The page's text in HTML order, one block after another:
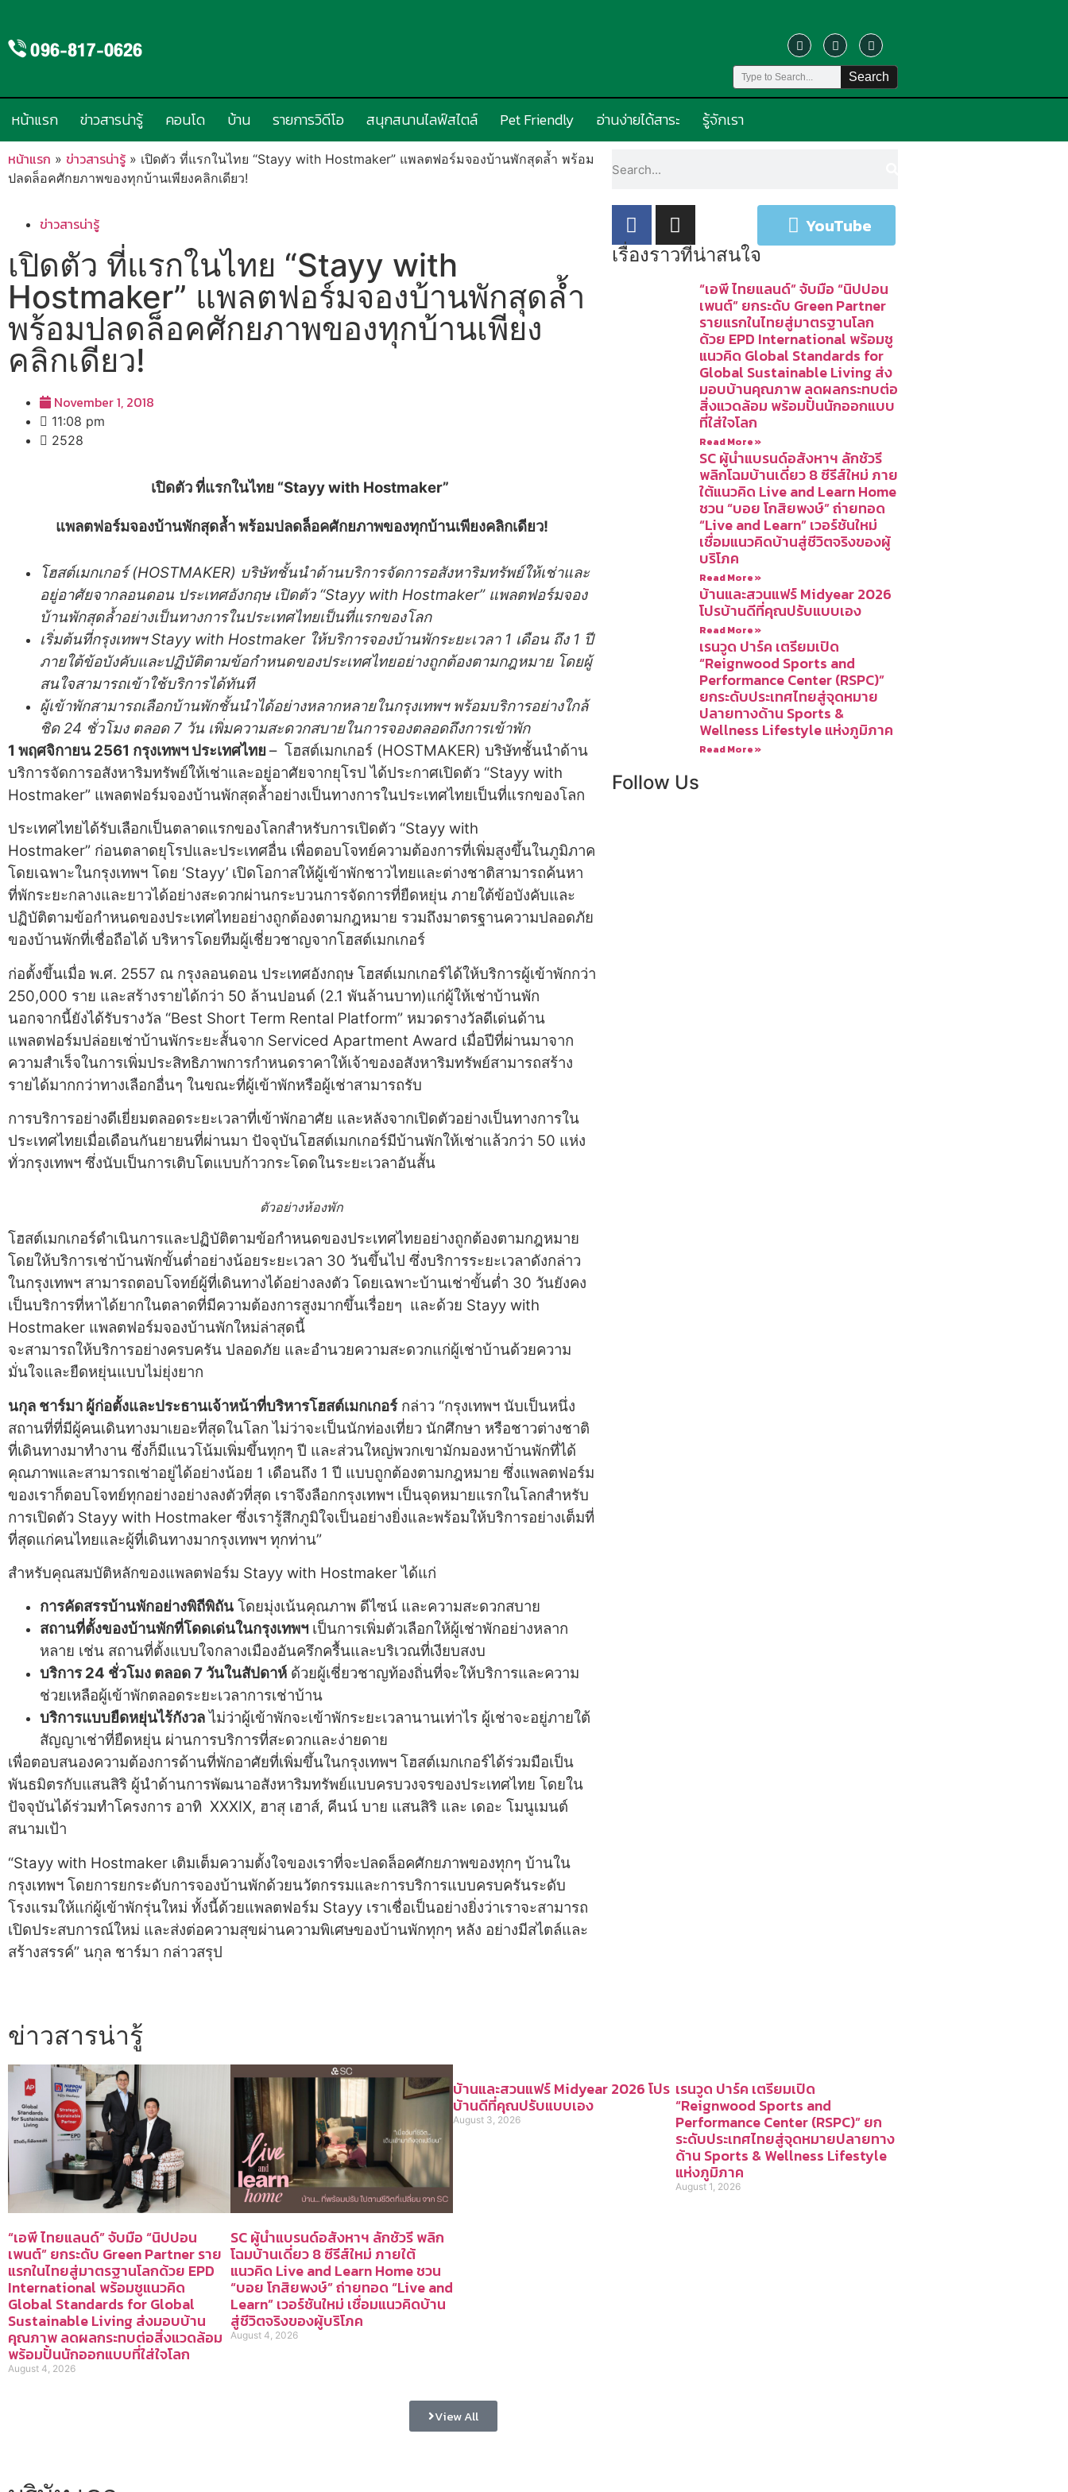
Search
หน้าแรก ข่าวสารน่ารู้ คอนโด บ้าน รายการวิดีโอ สนุกสนานไลฟ์สไตล์ Pet Friendly อ่านง่ายได้สาระ รู้จักเรา
หน้าแรก » ข่าวสารน่ารู้ » เปิดตัว ที่แรกในไทย “Stayy with Hostmaker” แพลตฟอร์มจองบ้านพักสุดล้ำ พร้อม
ปลดล็อคศักยภาพของทุกบ้านเพียงคลิกเดียว!
ข่าวสารน่ารู้
เปิดตัว ที่แรกในไทย “Stayy with
Hostmaker” แพลตฟอร์มจองบ้านพักสุดล้ำ
พร้อมปลดล็อคศักยภาพของทุกบ้านเพียง
คลิกเดียว!
November 1, 2018
11:08 pm
2528
เปิดตัว ที่แรกในไทย “Stayy with Hostmaker”
แพลตฟอร์มจองบ้านพักสุดล้ำ พร้อมปลดล็อคศักยภาพของทุกบ้านเพียงคลิกเดียว!
โฮสต์เมกเกอร์ (HOSTMAKER) บริษัทชั้นนำด้านบริการจัดการอสังหาริมทรัพย์ให้เช่าและ
อยู่อาศัยจากลอนดอน ประเทศอังกฤษ เปิดตัว “Stayy with Hostmaker” แพลตฟอร์มจอง
บ้านพักสุดล้ำอย่างเป็นทางการในประเทศไทยเป็นที่แรกของโลก
เริ่มต้นที่กรุงเทพฯStayy with Hostmaker ให้บริการจองบ้านพักระยะเวลา 1 เดือน ถึง 1 ปี
ภายใต้ข้อบังคับและปฏิบัติตามข้อกำหนดของประเทศไทยอย่างถูกต้องตามกฎหมาย โดยผู้
สนใจสามารถเข้าใช้บริการได้ทันที
ผู้เข้าพักสามารถเลือกบ้านพักชั้นนำได้อย่างหลากหลายในกรุงเทพฯ พร้อมบริการอย่างใกล้
ชิด24 ชั่วโมง ตลอด 7 วัน เพิ่มความสะดวกสบายในการจองตลอดถึงการเข้าพัก
1 พฤศจิกายน 2561 กรุงเทพฯ ประเทศไทย – โฮสต์เมกเกอร์ (HOSTMAKER) บริษัทชั้นนำด้าน
บริการจัดการอสังหาริมทรัพย์ให้เช่าและอยู่อาศัยจากยุโรป ได้ประกาศเปิดตัว “Stayy with
Hostmaker” แพลตฟอร์มจองบ้านพักสุดล้ำอย่างเป็นทางการในประเทศไทยเป็นที่แรกของโลก
ประเทศไทยได้รับเลือกเป็นตลาดแรกของโลกสำหรับการเปิดตัว “Stayy with
Hostmaker” ก่อนตลาดยุโรปและประเทศอื่น เพื่อตอบโจทย์ความต้องการที่เพิ่มสูงขึ้นในภูมิภาค
โดยเฉพาะในกรุงเทพฯ โดย ‘Stayy’ เปิดโอกาสให้ผู้เข้าพักชาวไทยและต่างชาติสามารถค้นหา
ที่พักระยะกลางและยาวได้อย่างสะดวกผ่านกระบวนการจัดการที่ยืดหยุ่น ภายใต้ข้อบังคับและ
ปฏิบัติตามข้อกำหนดของประเทศไทยอย่างถูกต้องตามกฎหมาย รวมถึงมาตรฐานความปลอดภัย
ของบ้านพักที่เชื่อถือได้ บริหารโดยทีมผู้เชี่ยวชาญจากโฮสต์เมกเกอร์
ก่อตั้งขึ้นเมื่อ พ.ศ. 2557 ณ กรุงลอนดอน ประเทศอังกฤษ โฮสต์เมกเกอร์ได้ให้บริการผู้เข้าพักกว่า
250,000 ราย และสร้างรายได้กว่า 50 ล้านปอนด์ (2.1 พันล้านบาท)แก่ผู้ให้เช่าบ้านพัก
นอกจากนี้ยังได้รับรางวัล “Best Short Term Rental Platform” หมวดรางวัลดีเด่นด้าน
แพลตฟอร์มปล่อยเช่าบ้านพักระยะสั้นจาก Serviced Apartment Award เมื่อปีที่ผ่านมาจาก
ความสำเร็จในการเพิ่มประสิทธิภาพการกำหนดราคาให้เจ้าของอสังหาริมทรัพย์สามารถสร้าง
รายได้มากกว่าทางเลือกอื่นๆ ในขณะที่ผู้เข้าพักหรือผู้เช่าสามารถรับ
การบริการอย่างดีเยี่ยมตลอดระยะเวลาที่เข้าพักอาศัย และหลังจากเปิดตัวอย่างเป็นทางการใน
ประเทศไทยเมื่อเดือนกันยายนที่ผ่านมา ปัจจุบันโฮสต์เมกเกอร์มีบ้านพักให้เช่าแล้วกว่า 50 แห่ง
ทั่วกรุงเทพฯ ซึ่งนับเป็นการเติบโตแบบก้าวกระโดดในระยะเวลาอันสั้น
ตัวอย่างห้องพัก
โฮสต์เมกเกอร์ดำเนินการและปฏิบัติตามข้อกำหนดของประเทศไทยอย่างถูกต้องตามกฎหมาย
โดยให้บริการเช่าบ้านพักขั้นต่ำอย่างน้อยระยะเวลา 30 วันขึ้นไป ซึ่งบริการระยะเวลาดังกล่าว
ในกรุงเทพฯ สามารถตอบโจทย์ผู้ที่เดินทางได้อย่างลงตัว โดยเฉพาะบ้านเช่าขั้นต่ำ 30 วันยังคง
เป็นบริการที่หาได้ยากในตลาดที่มีความต้องการสูงมากขึ้นเรื่อยๆ และด้วย Stayy with
Hostmaker แพลตฟอร์มจองบ้านพักใหม่ล่าสุดนี้
จะสามารถให้บริการอย่างครบครัน ปลอดภัย และอำนวยความสะดวกแก่ผู้เช่าบ้านด้วยความ
มั่นใจและยืดหยุ่นแบบไม่ยุ่งยาก
นกุล ชาร์มา ผู้ก่อตั้งและประธานเจ้าหน้าที่บริหารโฮสต์เมกเกอร์กล่าว “กรุงเทพฯ นับเป็นหนึ่ง
สถานที่ที่มีผู้คนเดินทางมาเยอะที่สุดในโลก ไม่ว่าจะเป็นนักท่องเที่ยว นักศึกษา หรือชาวต่างชาติ
ที่เดินทางมาทำงาน ซึ่งก็มีแนวโน้มเพิ่มขึ้นทุกๆ ปี และส่วนใหญ่พวกเขามักมองหาบ้านพักที่ได้
คุณภาพและสามารถเช่าอยู่ได้อย่างน้อย 1 เดือนถึง 1 ปี แบบถูกต้องตามกฎหมาย ซึ่งแพลตฟอร์ม
ของเราก็ตอบโจทย์ทุกอย่างอย่างลงตัวที่สุด เราจึงลือกกรุงเทพฯ เป็นจุดหมายแรกในโลกสำหรับ
การเปิดตัว Stayy with Hostmaker ซึ่งเรารู้สึกภูมิใจเป็นอย่างยิ่งและพร้อมให้บริการอย่างเต็มที่
ที่สุดแก่คนไทยและผู้ที่เดินทางมากรุงเทพฯ ทุกท่าน”
สำหรับคุณสมบัติหลักของแพลตฟอร์ม Stayy with Hostmaker ได้แก่
การคัดสรรบ้านพักอย่างพิถีพิถัน โดยมุ่งเน้นคุณภาพ ดีไซน์ และความสะดวกสบาย
สถานที่ตั้งของบ้านพักที่โดดเด่นในกรุงเทพฯ เป็นการเพิ่มตัวเลือกให้ผู้เช่าพักอย่างหลาก
หลาย เช่น สถานที่ตั้งแบบใจกลางเมืองอันครึกครื้นและบริเวณที่เงียบสงบ
บริการ 24 ชั่วโมง ตลอด 7 วันในสัปดาห์ ด้วยผู้เชี่ยวชาญท้องถิ่นที่จะให้บริการและความ
ช่วยเหลือผู้เข้าพักตลอดระยะเวลาการเช่าบ้าน
บริการแบบยืดหยุ่นไร้กังวลไม่ว่าผู้เข้าพักจะเข้าพักระยะเวลานานเท่าไร ผู้เช่าจะอยู่ภายใต้
สัญญาเช่าที่ยืดหยุ่น ผ่านการบริการที่สะดวกและง่ายดาย
เพื่อตอบสนองความต้องการด้านที่พักอาศัยที่เพิ่มขึ้นในกรุงเทพฯ โฮสต์เมกเกอร์ได้ร่วมมือเป็น
พันธมิตรกับแสนสิริ ผู้นำด้านการพัฒนาอสังหาริมทรัพย์แบบครบวงจรของประเทศไทย โดยใน
ปัจจุบันได้ร่วมทำโครงการ อาทิ XXXIX, ฮาสุ เฮาส์, คีนน์ บาย แสนสิริ และ เดอะ โมนูเมนต์
สนามเป้า
“Stayy with Hostmaker เติมเต็มความตั้งใจของเราที่จะปลดล็อคศักยภาพของทุกๆ บ้านใน
กรุงเทพฯ โดยการยกระดับการจองบ้านพักด้วยนวัตกรรมและการบริการแบบครบครันระดับ
โรงแรมให้แก่ผู้เข้าพักรุ่นใหม่ ทั้งนี้ด้วยแพลตฟอร์ม Stayy เราเชื่อเป็นอย่างยิ่งว่าเราจะสามารถ
เปิดประสบการณ์ใหม่ และส่งต่อความสุขผ่านความพิเศษของบ้านพักทุกๆ หลัง อย่างมีสไตล์และ
สร้างสรรค์” นกุล ชาร์มา กล่าวสรุป
YouTube
เรื่องราวที่น่าสนใจ
“เอพี ไทยแลนด์” จับมือ “นิปปอน
เพนต์” ยกระดับ Green Partner
รายแรกในไทยสู่มาตรฐานโลก
ด้วย EPD International พร้อมชู
แนวคิด Global Standards for
Global Sustainable Living ส่ง
มอบบ้านคุณภาพ ลดผลกระทบต่อ
สิ่งแวดล้อม พร้อมปั้นนักออกแบบ
ที่ใส่ใจโลก
Read More »
SC ผู้นำแบรนด์อสังหาฯ ลักชัวรี
พลิกโฉมบ้านเดี่ยว 8 ซีรีส์ใหม่ ภาย
ใต้แนวคิด Live and Learn Home
ชวน “บอย โกสิยพงษ์” ถ่ายทอด
“Live and Learn” เวอร์ชันใหม่
เชื่อมแนวคิดบ้านสู่ชีวิตจริงของผู้
บริโภค
Read More »
บ้านและสวนแฟร์ Midyear 2026
โปรบ้านดีที่คุณปรับแบบเอง
Read More »
เรนวูด ปาร์ค เตรียมเปิด
“Reignwood Sports and
Performance Center (RSPC)”
ยกระดับประเทศไทยสู่จุดหมาย
ปลายทางด้าน Sports &
Wellness Lifestyle แห่งภูมิภาค
Read More »
Follow Us
ข่าวสารน่ารู้
“เอพี ไทยแลนด์” จับมือ “นิปปอน
เพนต์” ยกระดับ Green Partner ราย
แรกในไทยสู่มาตรฐานโลกด้วย EPD
International พร้อมชูแนวคิด
Global Standards for Global
Sustainable Living ส่งมอบบ้าน
คุณภาพ ลดผลกระทบต่อสิ่งแวดล้อม
พร้อมปั้นนักออกแบบที่ใส่ใจโลก
August 4, 2026
SC ผู้นำแบรนด์อสังหาฯ ลักชัวรี พลิก
โฉมบ้านเดี่ยว 8 ซีรีส์ใหม่ ภายใต้
แนวคิด Live and Learn Home ชวน
“บอย โกสิยพงษ์” ถ่ายทอด “Live and
Learn” เวอร์ชันใหม่ เชื่อมแนวคิดบ้าน
สู่ชีวิตจริงของผู้บริโภค
August 4, 2026
บ้านและสวนแฟร์ Midyear 2026 โปร
บ้านดีที่คุณปรับแบบเอง
August 3, 2026
เรนวูด ปาร์ค เตรียมเปิด
“Reignwood Sports and
Performance Center (RSPC)” ยก
ระดับประเทศไทยสู่จุดหมายปลายทาง
ด้าน Sports & Wellness Lifestyle
แห่งภูมิภาค
August 1, 2026
View All